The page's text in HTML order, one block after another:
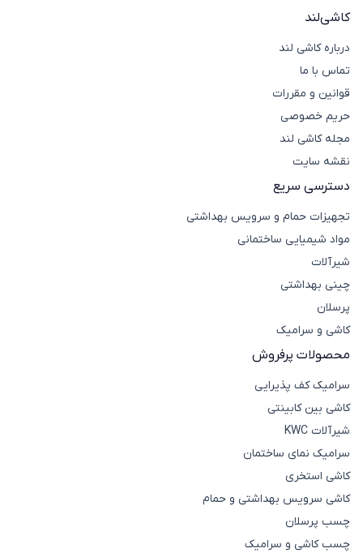
کاشی‌لند
درباره کاشی لند
تماس با ما
قوانین و مقررات
حریم خصوصی
مجله کاشی لند
نقشه سایت
دسترسی سریع
تجهیزات حمام و سرویس بهداشتی
مواد شیمیایی ساختمانی
شیرآلات
چینی بهداشتی
پرسلان
کاشی و سرامیک
محصولات پرفروش
سرامیک کف پذیرایی
کاشی بین کابینتی
شیرآلات KWC
سرامیک نمای ساختمان
کاشی استخری
کاشی سرویس بهداشتی و حمام
چسب پرسلان
چسب کاشی و سرامیک